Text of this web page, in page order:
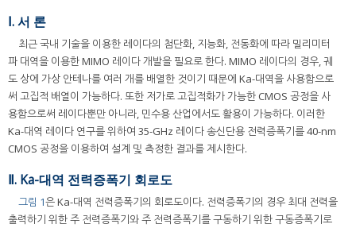
Ⅰ. 서 론
최근 국내 기술을 이용한 레이다의 첨단화, 지능화, 전동화에 따라 밀리미터
파 대역을 이용한 MIMO 레이다 개발을 필요로 한다. MIMO 레이다의 경우, 궤
도 상에 가상 안테나를 여러 개를 배열한 것이기 때문에 Ka-대역을 사용함으로
써 고집적 배열이 가능하다. 또한 저가로 고집적화가 가능한 CMOS 공정을 사
용함으로써 레이다뿐만 아니라, 민수용 산업에서도 활용이 가능하다. 이러한
Ka-대역 레이다 연구를 위하여 35-GHz 레이다 송신단용 전력증폭기를 40-nm
CMOS 공정을 이용하여 설계 및 측정한 결과를 제시한다.
Ⅱ. Ka-대역 전력증폭기 회로도
그림 1은 Ka-대역 전력증폭기의 회로도이다. 전력증폭기의 경우 최대 전력을
출력하기 위한 주 전력증폭기와 주 전력증폭기를 구동하기 위한 구동증폭기로